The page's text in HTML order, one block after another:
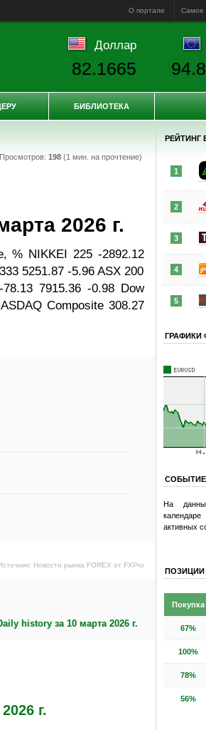
О портале Самое
Просмотров: 198(1 мин. на прочтение)
2026 г.
% NIKKEI 225 -2892.12
5251.87 -5.96 ASX 200
7915.36 -0.98 Dow
Composite 308.27
Новости рынка FOREX от FXPro
history за 10 марта 2026 г.
г.
РЕЙТИНГ
1
2
3
4
5
ГРАФИКИ
На
активных
ПОЗИЦИИ
Покупка
67%
100%
78%
56%
Доллар
82.1665
БИБЛИОТЕКА